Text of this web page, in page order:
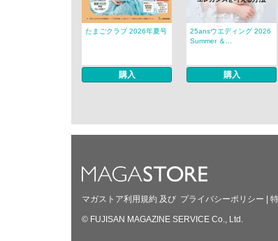
たまごクラブ 2026年夏号
購入
25ansウエディング 2026
Summer ＆...
購入
マガストア利用規約 及び プライバシーポリシー
© FUJISAN MAGAZINE SERVICE Co., Ltd.